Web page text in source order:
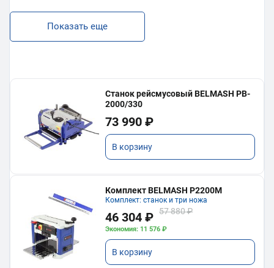
Показать еще
Станок рейсмусовый BELMASH PB-
2000/330
73 990 ₽
В корзину
Комплект BELMASH P2200M
Комплект: станок и три ножа
46 304 ₽ 57 880 ₽
Экономия: 11 576 ₽
В корзину